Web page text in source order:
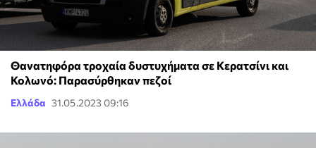
Θανατηφόρα τροχαία δυστυχήματα σε Κερατσίνι και
Κολωνό: Παρασύρθηκαν πεζοί
Ελλάδα 31.05.2023 09:16